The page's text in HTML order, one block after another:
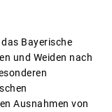
Bayerische
und Weiden nach
Ausnahmen von